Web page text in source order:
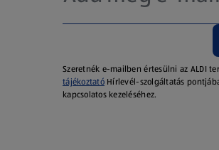
Szeretnék e-mailben értesülni az ALDI
tájékoztatóHírlevél-szolgáltatás
kapcsolatos kezeléséhez.